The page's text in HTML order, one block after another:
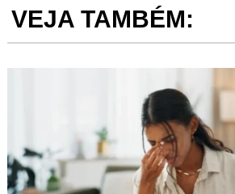
VEJA TAMBÉM: